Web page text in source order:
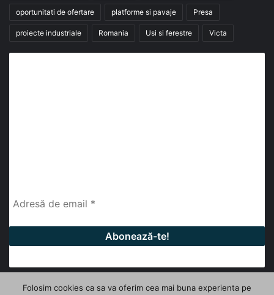
oportunitati de ofertare platforme si pavaje Presa
proiecte industriale Romania Usi si ferestre Victa
Folosim cookies ca sa va oferim cea mai buna experienta pe